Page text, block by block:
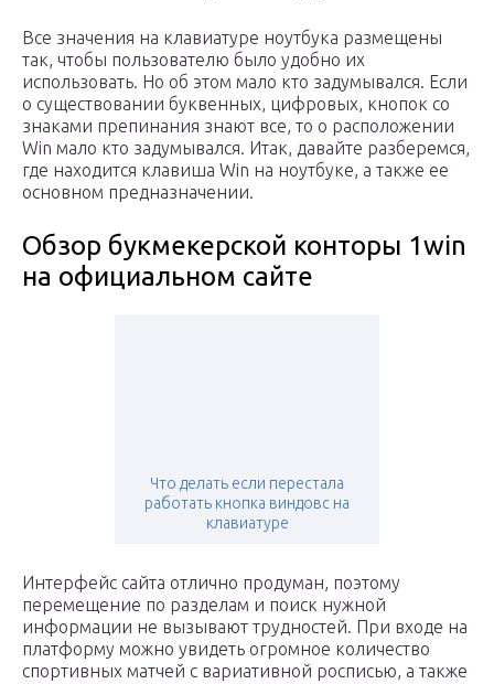
Все значения на клавиатуре ноутбука размещены
так, чтобы пользователю было удобно их
использовать. Но об этом мало кто задумывался. Если
о существовании буквенных, цифровых, кнопок со
знаками препинания знают все, то о расположении
Win мало кто задумывался. Итак, давайте разберемся,
где находится клавиша Win на ноутбуке, а также ее
основном предназначении.
Обзор букмекерской конторы 1win
на официальном сайте
Что делать если перестала
работать кнопка виндовс на
клавиатуре
Интерфейс сайта отлично продуман, поэтому
перемещение по разделам и поиск нужной
информации не вызывают трудностей. При входе на
платформу можно увидеть огромное количество
спортивных матчей с вариативной росписью, а также